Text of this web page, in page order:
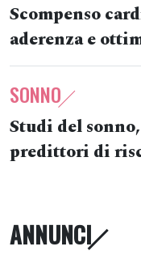
Scompenso
aderenza e
SONNO
Studi del
predittori di
ANNUNCI